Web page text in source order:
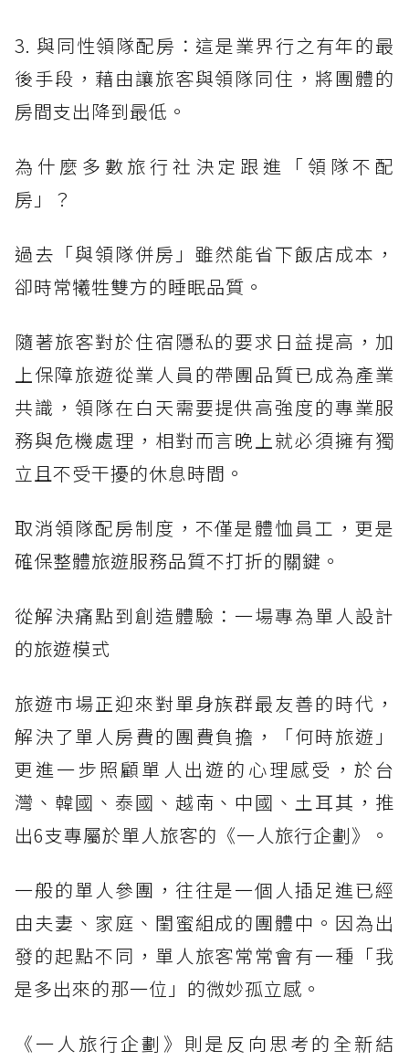
3. 與同性領隊配房：這是業界行之有年的最
後手段，藉由讓旅客與領隊同住，將團體的
房間支出降到最低。
為什麼多數旅行社決定跟進「領隊不配
房」？
過去「與領隊併房」雖然能省下飯店成本，
卻時常犧牲雙方的睡眠品質。
隨著旅客對於住宿隱私的要求日益提高，加
上保障旅遊從業人員的帶團品質已成為產業
共識，領隊在白天需要提供高強度的專業服
務與危機處理，相對而言晚上就必須擁有獨
立且不受干擾的休息時間。
取消領隊配房制度，不僅是體恤員工，更是
確保整體旅遊服務品質不打折的關鍵。
從解決痛點到創造體驗：一場專為單人設計
的旅遊模式
旅遊市場正迎來對單身族群最友善的時代，
解決了單人房費的團費負擔，「何時旅遊」
更進一步照顧單人出遊的心理感受，於台
灣、韓國、泰國、越南、中國、土耳其，推
出6支專屬於單人旅客的《一人旅行企劃》。
一般的單人參團，往往是一個人插足進已經
由夫妻、家庭、閨蜜組成的團體中。因為出
發的起點不同，單人旅客常常會有一種「我
是多出來的那一位」的微妙孤立感。
《一人旅行企劃》則是反向思考的全新結